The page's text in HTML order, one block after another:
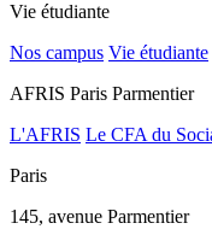
Vie étudiante
Nos campus Vie étudiante
AFRIS Paris Parmentier
L'AFRIS Le CFA du
Paris
145, avenue Parmentier